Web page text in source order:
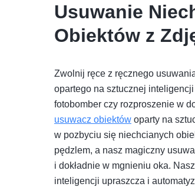
Usuwanie
Obiektów z
Zwolnij ręce z ręcznego
opartego na sztucznej
fotobomber czy rozproszenie w
usuwacz obiektów oparty na
w pozbyciu się niechcianych
pędzlem, a nasz magiczny
i dokładnie w mgnieniu oka.
inteligencji upraszcza i